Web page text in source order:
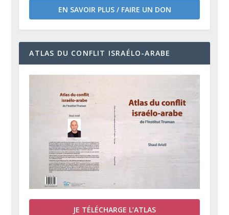
EN SAVOIR PLUS / FAIRE UN DON
ATLAS DU CONFLIT ISRAÉLO-ARABE
JE TÉLÉCHARGE L’ATLAS